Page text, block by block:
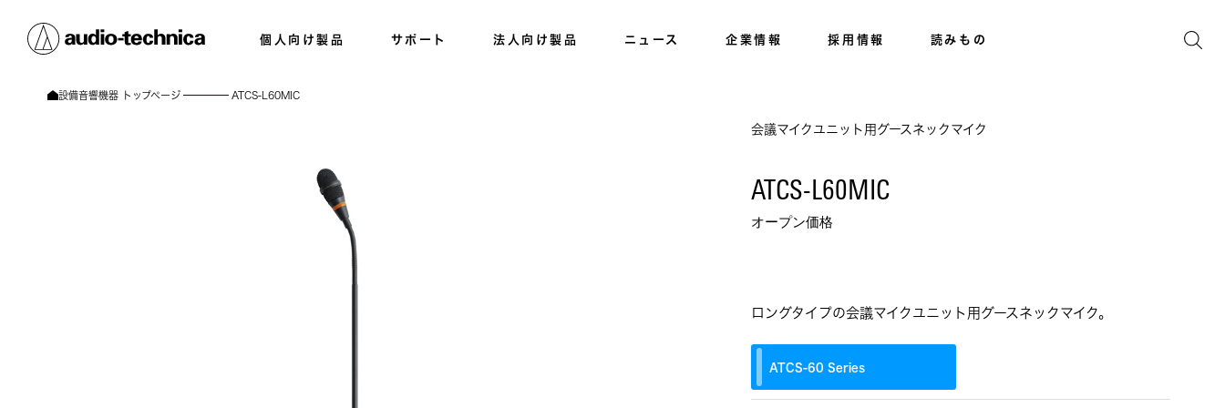
個人向け製品 サポート 法人向け製品 ニュース 企業情報 採用情報 読みもの
設備音響機器 トップページ ATCS-L60MIC
会議マイクユニット用グースネックマイク
ATCS-L60MIC
オープン価格
ロングタイプの会議マイクユニット用グースネックマイク。
ATCS‐60 Series